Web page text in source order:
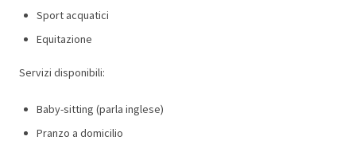
Sport acquatici
Equitazione
Servizi disponibili:
Baby-sitting (parla inglese)
Pranzo a domicilio